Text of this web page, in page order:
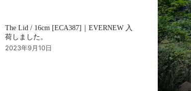
The Lid / 16cm [ECA387]｜EVERNEW 入
荷しました。
2023年9月10日